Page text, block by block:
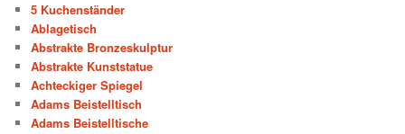
5 Kuchenständer
Ablagetisch
Abstrakte Bronzeskulptur
Abstrakte Kunststatue
Achteckiger Spiegel
Adams Beistelltisch
Adams Beistelltische